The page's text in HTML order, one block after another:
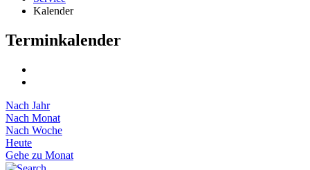
Kalender
Terminkalender
Nach Jahr
Nach Monat
Nach Woche
Heute
Gehe zu Monat